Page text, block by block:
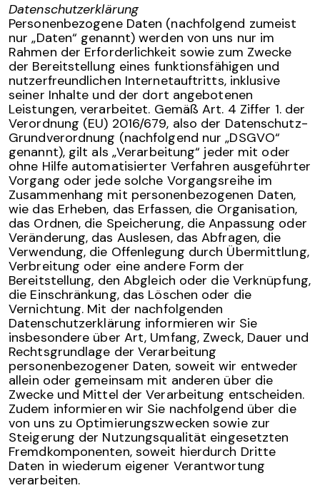
Datenschutzerklärung
Personenbezogene Daten (nachfolgend zumeist
nur „Daten“ genannt) werden von uns nur im
Rahmen der Erforderlichkeit sowie zum Zwecke
der Bereitstellung eines funktionsfähigen und
nutzerfreundlichen Internetauftritts, inklusive
seiner Inhalte und der dort angebotenen
Leistungen, verarbeitet. Gemäß Art. 4 Ziffer 1. der
Verordnung (EU) 2016/679, also der Datenschutz-
Grundverordnung (nachfolgend nur „DSGVO“
genannt), gilt als „Verarbeitung“ jeder mit oder
ohne Hilfe automatisierter Verfahren ausgeführter
Vorgang oder jede solche Vorgangsreihe im
Zusammenhang mit personenbezogenen Daten,
wie das Erheben, das Erfassen, die Organisation,
das Ordnen, die Speicherung, die Anpassung oder
Veränderung, das Auslesen, das Abfragen, die
Verwendung, die Offenlegung durch Übermittlung,
Verbreitung oder eine andere Form der
Bereitstellung, den Abgleich oder die Verknüpfung,
die Einschränkung, das Löschen oder die
Vernichtung. Mit der nachfolgenden
Datenschutzerklärung informieren wir Sie
insbesondere über Art, Umfang, Zweck, Dauer und
Rechtsgrundlage der Verarbeitung
personenbezogener Daten, soweit wir entweder
allein oder gemeinsam mit anderen über die
Zwecke und Mittel der Verarbeitung entscheiden.
Zudem informieren wir Sie nachfolgend über die
von uns zu Optimierungszwecken sowie zur
Steigerung der Nutzungsqualität eingesetzten
Fremdkomponenten, soweit hierdurch Dritte
Daten in wiederum eigener Verantwortung
verarbeiten.